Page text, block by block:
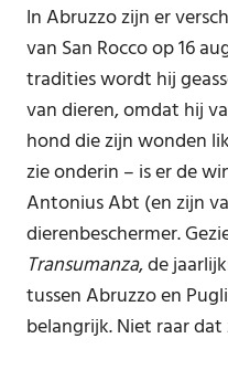
In Abruzzo zijn er
van San Rocco op 16
tradities wordt hij
van dieren, omdat hij
hond die zijn wonden
zie onderin – is er de
Antonius Abt (en zijn
dierenbeschermer.
Transumanza, de
tussen Abruzzo en
belangrijk. Niet raar